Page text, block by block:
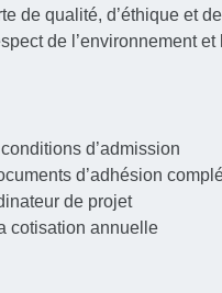
de qualité, d’éthique et
de l’environnement
d’admission
d’adhésion
de projet
cotisation annuelle